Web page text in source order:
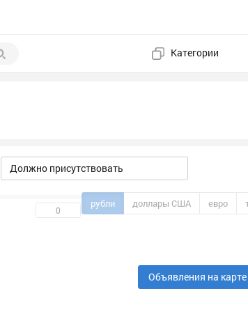
Категории
Должно присутствовать
рубли доллары США евро
Объявления на карте